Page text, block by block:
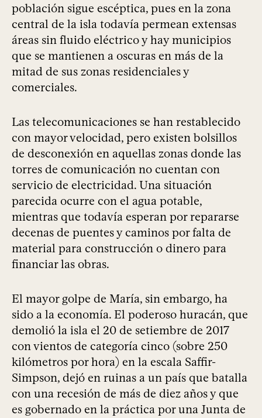
población sigue escéptica, pues en la zona
central de la isla todavía permean extensas
áreas sin fluido eléctrico y hay municipios
que se mantienen a oscuras en más de la
mitad de sus zonas residenciales y
comerciales.
Las telecomunicaciones se han restablecido
con mayor velocidad, pero existen bolsillos
de desconexión en aquellas zonas donde las
torres de comunicación no cuentan con
servicio de electricidad. Una situación
parecida ocurre con el agua potable,
mientras que todavía esperan por repararse
decenas de puentes y caminos por falta de
material para construcción o dinero para
financiar las obras.
El mayor golpe de María, sin embargo, ha
sido a la economía. El poderoso huracán, que
demolió la isla el 20 de setiembre de 2017
con vientos de categoría cinco (sobre 250
kilómetros por hora) en la escala Saffir-
Simpson, dejó en ruinas a un país que batalla
con una recesión de más de diez años y que
es gobernado en la práctica por una Junta de